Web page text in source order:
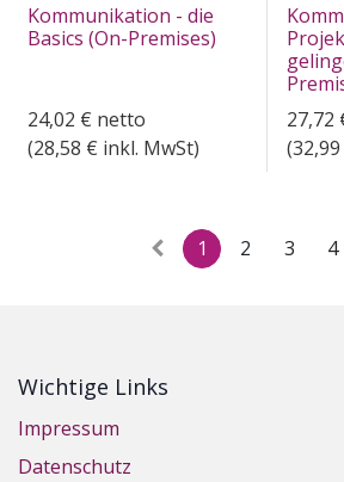
Kommunikation - die
Basics (On-Premises)
24,02 € netto
(28,58 € inkl. MwSt)
27,72
(32,99
1 2 3 4
Wichtige Links
Impressum
Datenschutz